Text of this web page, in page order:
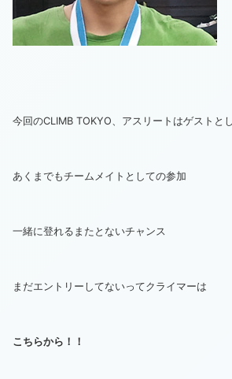
今回のCLIMB TOKYO、アスリートはゲストと
あくまでもチームメイトとしての参加
一緒に登れるまたとないチャンス
まだエントリーしてないってクライマーは
こちらから！！